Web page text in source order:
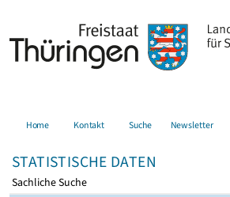
Home Kontakt Suche Newsletter
STATISTISCHE DATEN
Sachliche Suche